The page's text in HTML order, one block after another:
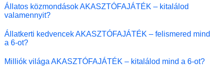
Állatos közmondások AKASZTÓFAJÁTÉK – kitalálod
valamennyit?
Állatkerti kedvencek AKASZTÓFAJÁTÉK – felismered mind
a 6-ot?
Milliók világa AKASZTÓFAJÁTÉK – kitalálod mind a 6-ot?